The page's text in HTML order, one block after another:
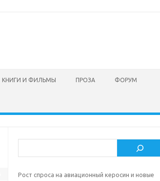
КНИГИ И ФИЛЬМЫ ПРОЗА ФОРУМ
Рост спроса на авиационный керосин и новые